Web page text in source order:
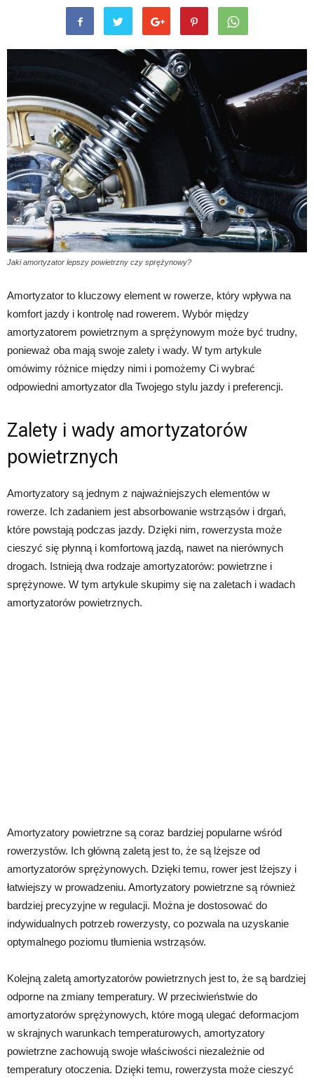
Jaki amortyzator lepszy powietrzny czy sprężynowy?
Amortyzator to kluczowy element w rowerze, który wpływa na
komfort jazdy i kontrolę nad rowerem. Wybór między
amortyzatorem powietrznym a sprężynowym może być trudny,
ponieważ oba mają swoje zalety i wady. W tym artykule
omówimy różnice między nimi i pomożemy Ci wybrać
odpowiedni amortyzator dla Twojego stylu jazdy i preferencji.
Zalety i wady amortyzatorów
powietrznych
Amortyzatory są jednym z najważniejszych elementów w
rowerze. Ich zadaniem jest absorbowanie wstrząsów i drgań,
które powstają podczas jazdy. Dzięki nim, rowerzysta może
cieszyć się płynną i komfortową jazdą, nawet na nierównych
drogach. Istnieją dwa rodzaje amortyzatorów: powietrzne i
sprężynowe. W tym artykule skupimy się na zaletach i wadach
amortyzatorów powietrznych.
Amortyzatory powietrzne są coraz bardziej popularne wśród
rowerzystów. Ich główną zaletą jest to, że są lżejsze od
amortyzatorów sprężynowych. Dzięki temu, rower jest lżejszy i
łatwiejszy w prowadzeniu. Amortyzatory powietrzne są również
bardziej precyzyjne w regulacji. Można je dostosować do
indywidualnych potrzeb rowerzysty, co pozwala na uzyskanie
optymalnego poziomu tłumienia wstrząsów.
Kolejną zaletą amortyzatorów powietrznych jest to, że są bardziej
odporne na zmiany temperatury. W przeciwieństwie do
amortyzatorów sprężynowych, które mogą ulegać deformacjom
w skrajnych warunkach temperaturowych, amortyzatory
powietrzne zachowują swoje właściwości niezależnie od
temperatury otoczenia. Dzięki temu, rowerzysta może cieszyć